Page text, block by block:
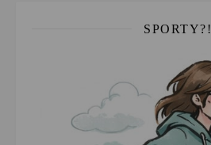
SPORTY?!